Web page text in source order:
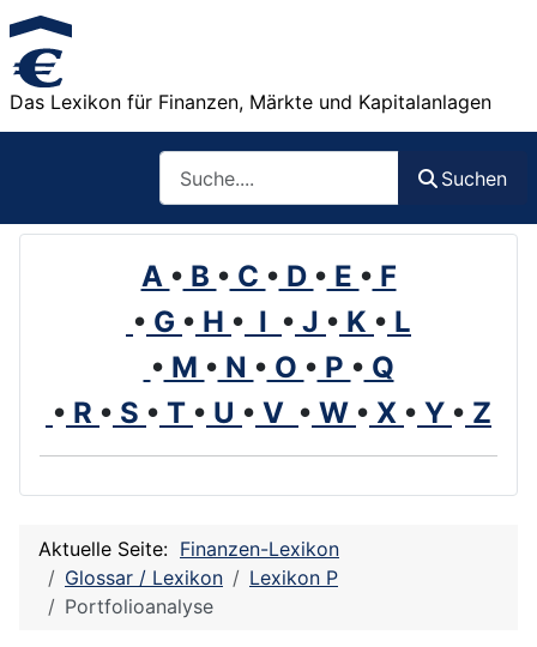
Das Lexikon für Finanzen, Märkte und Kapitalanlagen
Suchen
A • B • C • D • E • F
• G • H • I • J • K • L
• M • N • O • P • Q
• R • S • T • U • V • W • X • Y • Z
Aktuelle Seite: Finanzen-Lexikon
Glossar / Lexikon
Lexikon P
Portfolioanalyse